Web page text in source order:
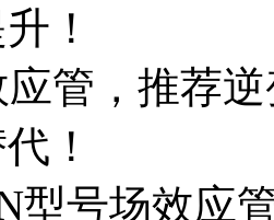
！
应管，推荐
！
型号场效应